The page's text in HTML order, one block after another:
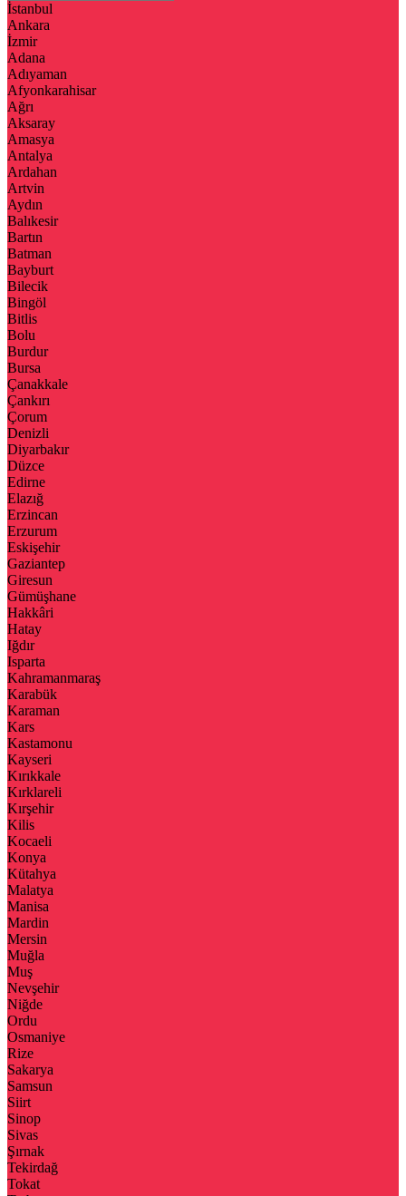
İstanbul
Ankara
İzmir
Adana
Adıyaman
Afyonkarahisar
Ağrı
Aksaray
Amasya
Antalya
Ardahan
Artvin
Aydın
Balıkesir
Bartın
Batman
Bayburt
Bilecik
Bingöl
Bitlis
Bolu
Burdur
Bursa
Çanakkale
Çankırı
Çorum
Denizli
Diyarbakır
Düzce
Edirne
Elazığ
Erzincan
Erzurum
Eskişehir
Gaziantep
Giresun
Gümüşhane
Hakkâri
Hatay
Iğdır
Isparta
Kahramanmaraş
Karabük
Karaman
Kars
Kastamonu
Kayseri
Kırıkkale
Kırklareli
Kırşehir
Kilis
Kocaeli
Konya
Kütahya
Malatya
Manisa
Mardin
Mersin
Muğla
Muş
Nevşehir
Niğde
Ordu
Osmaniye
Rize
Sakarya
Samsun
Siirt
Sinop
Sivas
Şırnak
Tekirdağ
Tokat